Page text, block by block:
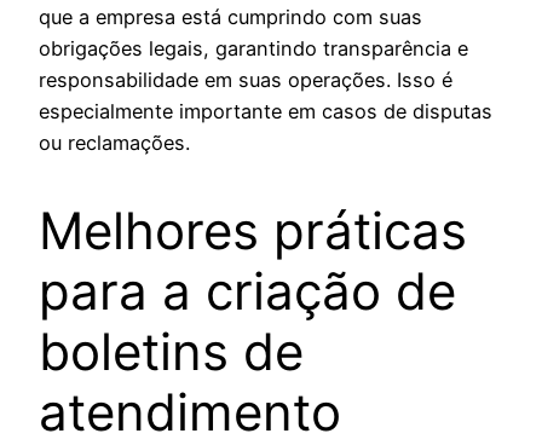
que a empresa está cumprindo com suas
obrigações legais, garantindo transparência e
responsabilidade em suas operações. Isso é
especialmente importante em casos de disputas
ou reclamações.
Melhores práticas
para a criação de
boletins de
atendimento